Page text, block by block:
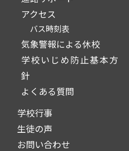
アクセス
バス時刻表
気象警報による休校
学校いじめ防止基本方
針
よくある質問
学校行事
生徒の声
お問い合わせ